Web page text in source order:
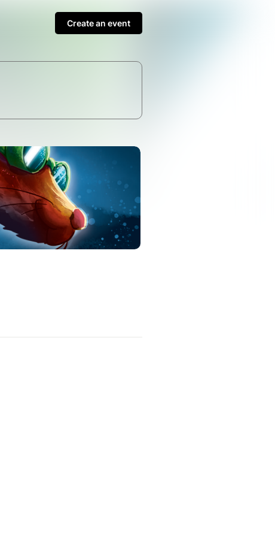
Create an event